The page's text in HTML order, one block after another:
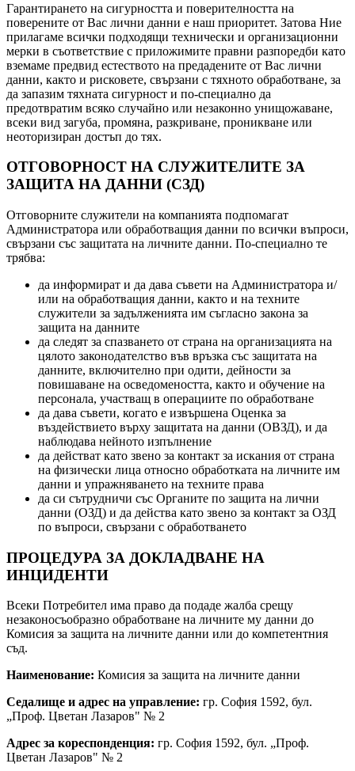
Гарантирането на сигурността и поверителността на
поверените от Вас лични данни е наш приоритет. Затова Ние
прилагаме всички подходящи технически и организационни
мерки в съответствие с приложимите правни разпоредби като
вземаме предвид естеството на предадените от Вас лични
данни, както и рисковете, свързани с тяхното обработване, за
да запазим тяхната сигурност и по-специално да
предотвратим всяко случайно или незаконно унищожаване,
всеки вид загуба, промяна, разкриване, проникване или
неоторизиран достъп до тях.
ОТГОВОРНОСТ НА СЛУЖИТЕЛИТЕ ЗА
ЗАЩИТА НА ДАННИ (СЗД)
Отговорните служители на компанията подпомагат
Администратора или обработващия данни по всички въпроси,
свързани със защитата на личните данни. По-специално те
трябва:
да информират и да дава съвети на Администратора и/
или на обработващия данни, както и на техните
служители за задълженията им съгласно закона за
защита на данните
да следят за спазването от страна на организацията на
цялото законодателство във връзка със защитата на
данните, включително при одити, дейности за
повишаване на осведомеността, както и обучение на
персонала, участващ в операциите по обработване
да дава съвети, когато е извършена Оценка за
въздействието върху защитата на данни (ОВЗД), и да
наблюдава нейното изпълнение
да действат като звено за контакт за искания от страна
на физически лица относно обработката на личните им
данни и упражняването на техните права
да си сътрудничи със Органите по защита на лични
данни (ОЗД) и да действа като звено за контакт за ОЗД
по въпроси, свързани с обработването
ПРОЦЕДУРА ЗА ДОКЛАДВАНЕ НА
ИНЦИДЕНТИ
Всеки Потребител има право да подаде жалба срещу
незаконосъобразно обработване на личните му данни до
Комисия за защита на личните данни или до компетентния
съд.
Наименование: Комисия за защита на личните данни
Седалище и адрес на управление: гр. София 1592, бул.
„Проф. Цветан Лазаров" № 2
Адрес за кореспонденция: гр. София 1592, бул. „Проф.
Цветан Лазаров" № 2